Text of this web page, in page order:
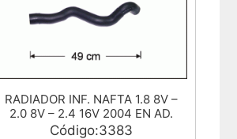
RADIADOR INF. NAFTA 1.8 8V –
2.0 8V – 2.4 16V 2004 EN AD.
Código:3383